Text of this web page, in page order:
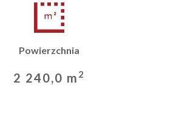
Powierzchnia
2 240,0 m 2